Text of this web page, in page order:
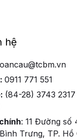
hệ
0911 771 551
(84-28) 3743
: 11 Đường số
Trưng, TP. Hồ